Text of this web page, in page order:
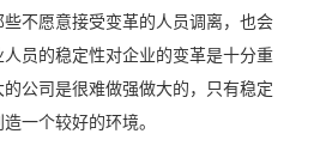
不愿意接受变革的人员调离，也会
员的稳定性对企业的变革是十分重
公司是很难做强做大的，只有稳定
一个较好的环境。